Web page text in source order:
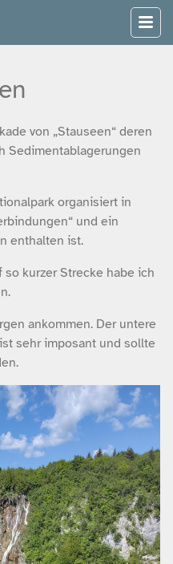
von „Stauseen“ deren
Sedimentablagerungen
organisiert in
und ein
enthalten ist.
so kurzer Strecke habe ich
ankommen. Der untere
sehr imposant und sollte